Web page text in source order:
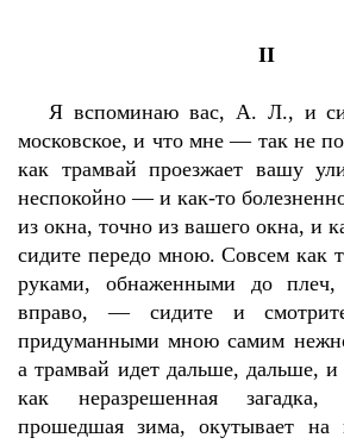
II
Я вспоминаю вас, А. Л., и
московское, и что мне — так не
как трамвай проезжает вашу
неспокойно — и как-то
из окна, точно из вашего окна, и
сидите передо мною. Совсем как
руками, обнаженными до плеч,
вправо, — сидите и
придуманными мною самим
а трамвай идет дальше, дальше, и
как неразрешенная загадка,
прошедшая зима, окутывает на